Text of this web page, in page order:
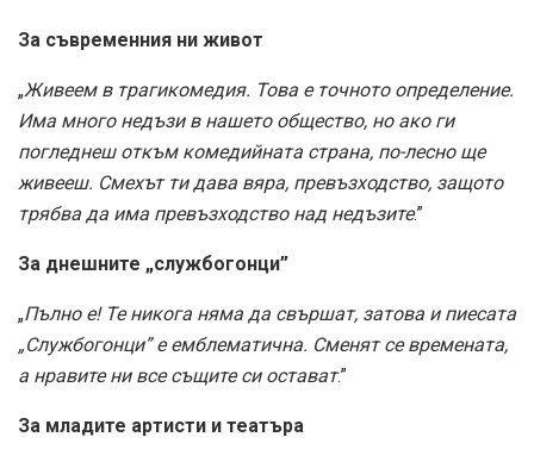
За съвременния ни живот
„Живеем в трагикомедия. Това е точното определение.
Има много недъзи в нашето общество, но ако ги
погледнеш откъм комедийната страна, по-лесно ще
живееш. Смехът ти дава вяра, превъзходство, защото
трябва да има превъзходство над недъзите.”
За днешните „службогонци”
„Пълно е! Те никога няма да свършат, затова и пиесата
„Службогонци” е емблематична. Сменят се времената,
а нравите ни все същите си остават.”
За младите артисти и театъра